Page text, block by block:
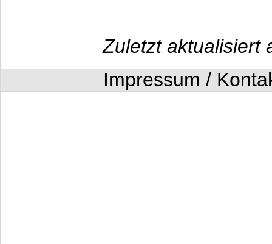
Zuletzt aktualisiert
Impressum /